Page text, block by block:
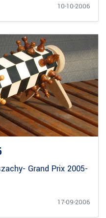
10-10-2006
Grand Prix 2005-
17-09-2006